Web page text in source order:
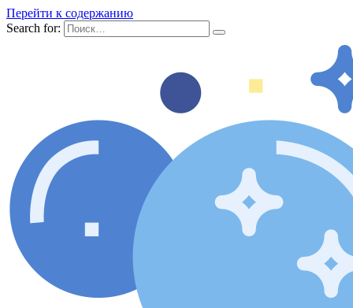
Перейти к содержанию
Search for: